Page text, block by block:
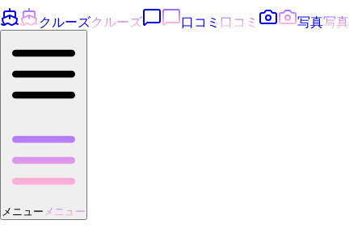
クルーズクルーズ 口コミ 口コミ 写真写真
メニュー メニュー